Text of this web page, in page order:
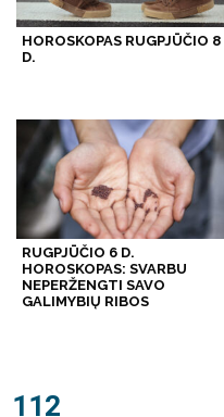
HOROSKOPAS RUGPJŪČIO 8
D.
RUGPJŪČIO 6 D.
HOROSKOPAS: SVARBU
NEPERŽENGTI SAVO
GALIMYBIŲ RIBOS
112